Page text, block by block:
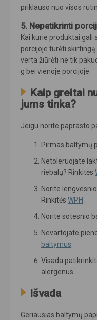
priklauso nuo visos
5. Nepatikrinti
Kai kurie produktai gali
porcijoje turėti
verta žiūrėti ne tik
g bei vienoje porcijoje.
Kaip greitai
jums tinka?
Jeigu norite paprasto
Pirmas baltymų
Netoleruojate
riebalų? Rinkitės
Norite
Rinkitės WPH
Norite sotesnio
Nevartojate
baltymus
Visada
alergenus.
Išvada
Geriausias baltymų